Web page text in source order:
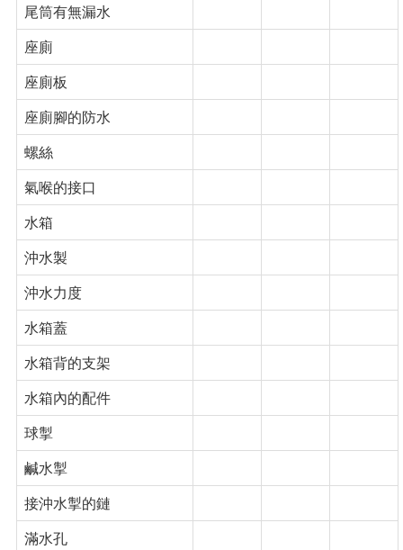
尾筒有無漏水
座廁
座廁板
座廁腳的防水
螺絲
氣喉的接口
水箱
沖水製
沖水力度
水箱蓋
水箱背的支架
水箱內的配件
球掣
鹹水掣
接沖水掣的鏈
滿水孔